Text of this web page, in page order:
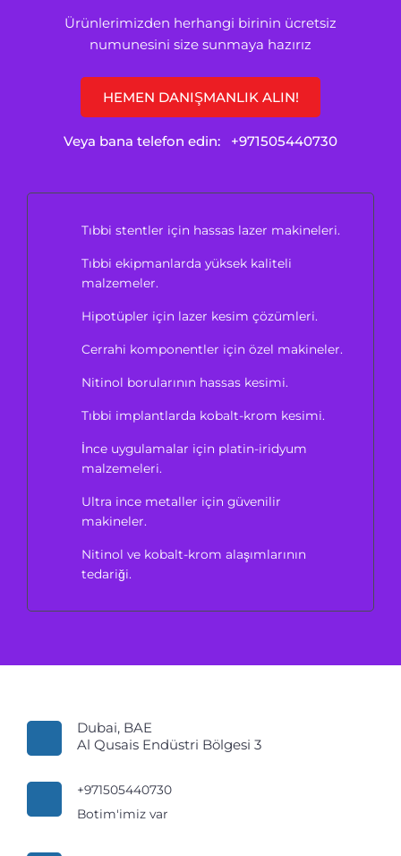
Ürünlerimizden herhangi birinin ücretsiz
numunesini size sunmaya hazırız
HEMEN DANIŞMANLIK ALIN!
Veya bana telefon edin: +971505440730
Tıbbi stentler için hassas lazer makineleri.
Tıbbi ekipmanlarda yüksek kaliteli
malzemeler.
Hipotüpler için lazer kesim çözümleri.
Cerrahi komponentler için özel makineler.
Nitinol borularının hassas kesimi.
Tıbbi implantlarda kobalt-krom kesimi.
İnce uygulamalar için platin-iridyum
malzemeleri.
Ultra ince metaller için güvenilir
makineler.
Nitinol ve kobalt-krom alaşımlarının
tedariği.
Dubai, BAE
Al Qusais Endüstri Bölgesi 3
+971505440730
Botim'imiz var